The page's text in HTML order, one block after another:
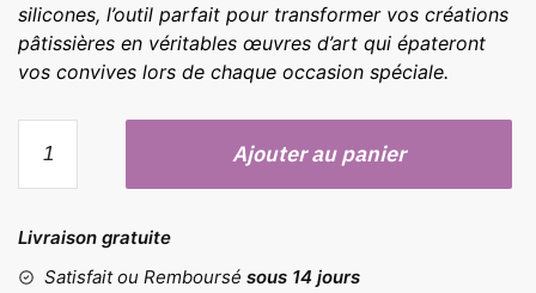
silicones, l’outil parfait pour transformer vos créations
pâtissières en véritables œuvres d’art qui épateront
vos convives lors de chaque occasion spéciale.
Moule
origami
Ajouter au panier
Livraison gratuite
Satisfait ou Remboursé sous 14 jours